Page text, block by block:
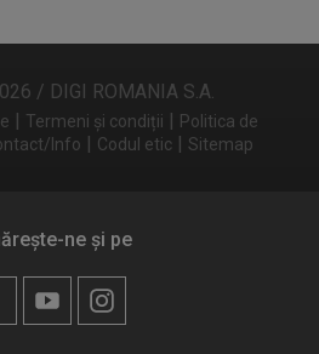
/ DIGI ROMANIA S.A.
| Termeni și condiții | Politica de
Info | Codul etic | Sitemap
ne și pe